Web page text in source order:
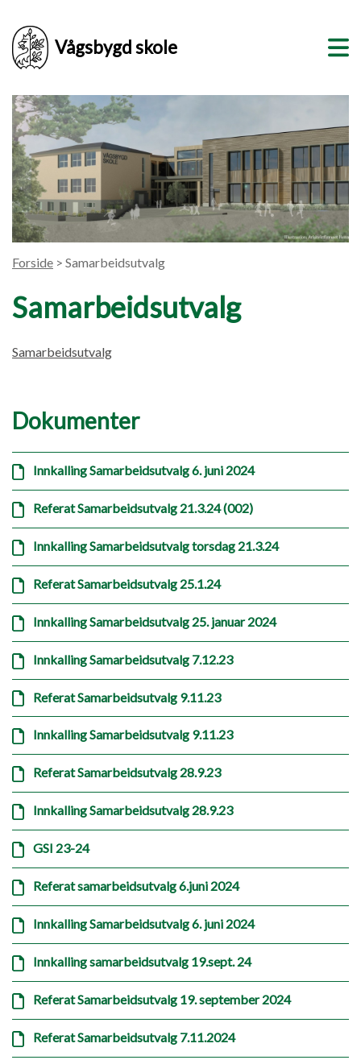
Vågsbygd skole
Forside > Samarbeidsutvalg
Samarbeidsutvalg
Samarbeidsutvalg
Dokumenter
Innkalling Samarbeidsutvalg 6. juni 2024
Referat Samarbeidsutvalg 21.3.24 (002)
Innkalling Samarbeidsutvalg torsdag 21.3.24
Referat Samarbeidsutvalg 25.1.24
Innkalling Samarbeidsutvalg 25. januar 2024
Innkalling Samarbeidsutvalg 7.12.23
Referat Samarbeidsutvalg 9.11.23
Innkalling Samarbeidsutvalg 9.11.23
Referat Samarbeidsutvalg 28.9.23
Innkalling Samarbeidsutvalg 28.9.23
GSI 23-24
Referat samarbeidsutvalg 6.juni 2024
Innkalling Samarbeidsutvalg 6. juni 2024
Innkalling samarbeidsutvalg 19.sept. 24
Referat Samarbeidsutvalg 19. september 2024
Referat Samarbeidsutvalg 7.11.2024